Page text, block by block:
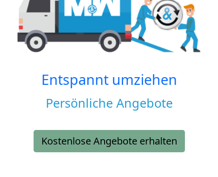
Entspannt umziehen
Persönliche Angebote
Kostenlose Angebote erhalten